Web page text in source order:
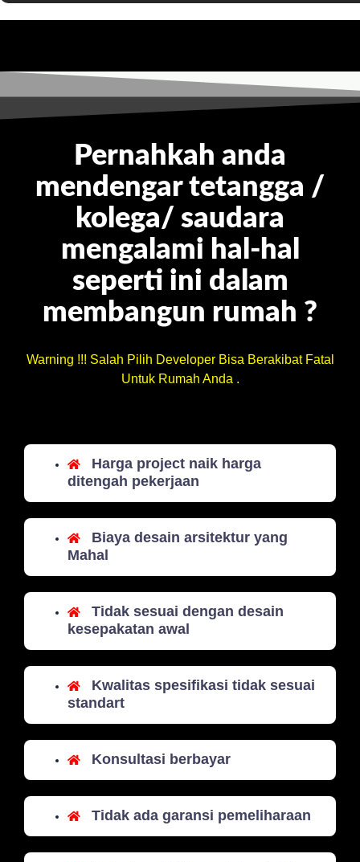
Pernahkah anda
mendengar tetangga /
kolega/ saudara
mengalami hal-hal
seperti ini dalam
membangun rumah ?
Warning !!! Salah Pilih Developer Bisa Berakibat Fatal
Untuk Rumah Anda .
Harga project naik harga
ditengah pekerjaan
Biaya desain arsitektur yang
Mahal
Tidak sesuai dengan desain
kesepakatan awal
Kwalitas spesifikasi tidak sesuai
standart
Konsultasi berbayar
Tidak ada garansi pemeliharaan